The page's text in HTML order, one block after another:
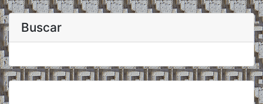
Buscar